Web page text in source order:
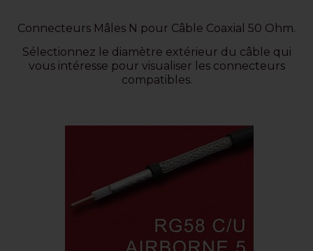
Connecteurs Mâles N pour Câble Coaxial 50 Ohm.
Sélectionnez le diamètre extérieur du câble qui
vous intéresse pour visualiser les connecteurs
compatibles.